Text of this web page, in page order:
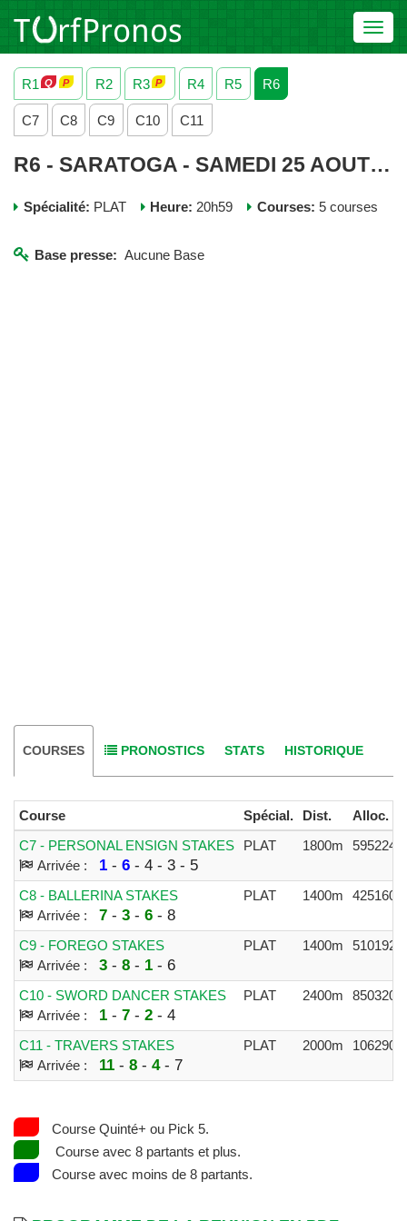
R1
R2 R3 R4 R5 R6
C7 C8 C9 C10 C11
R6 - SARATOGA - SAMEDI 25 AOUT 2018
Spécialité: PLAT Heure: 20h59 Courses: 5 courses
Base presse: Aucune Base
COURSES PRONOSTICS STATS HISTORIQUE
Course Spécial. Dist.
Alloc.
C7 - PERSONAL ENSIGN STAKES
Arrivée :
1 - 6- 4 - 3 - 5
PLAT 1800m 595224€
C8 - BALLERINA STAKES
Arrivée :
7- 3- 6- 8
PLAT 1400m 425160€
C9 - FOREGO STAKES
Arrivée :
3- 8- 1 - 6
PLAT 1400m 510192€
C10 - SWORD DANCER STAKES
Arrivée :
1 - 7- 2- 4
PLAT 2400m 850320€
C11 - TRAVERS STAKES
Arrivée :
11 - 8- 4- 7
PLAT 2000m
Course Quinté+ ou Pick 5.
Course avec 8 partants et plus.
Course avec moins de 8 partants.